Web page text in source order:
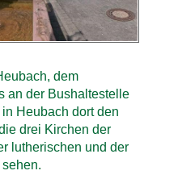
dem
an der Bushaltestelle
Heubach dort den
drei Kirchen der
lutherischen und der